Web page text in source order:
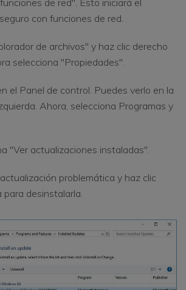
con funciones de red.
de archivos" y haz clic derecho
selecciona "Propiedades".
el Panel de control. Puedes verlo en la
Ahora, selecciona Programas y
"Ver actualizaciones instaladas".
problemática y haz clic
desinstalarla.